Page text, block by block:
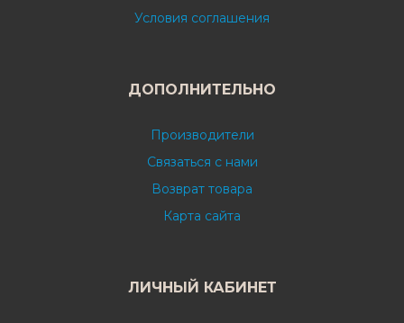
Условия соглашения
ДОПОЛНИТЕЛЬНО
Производители
Связаться с нами
Возврат товара
Карта сайта
ЛИЧНЫЙ КАБИНЕТ